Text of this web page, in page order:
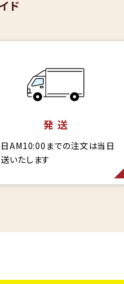
ド
発 送
AM10:00までの注文は当日
いたします